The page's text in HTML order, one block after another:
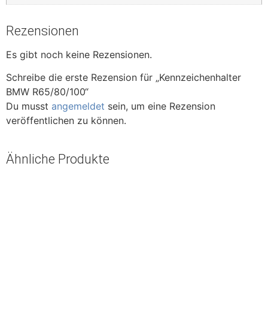
Rezensionen
Es gibt noch keine Rezensionen.
Schreibe die erste Rezension für „Kennzeichenhalter
BMW R65/80/100“
Du musst angemeldet sein, um eine Rezension
veröffentlichen zu können.
Ähnliche Produkte